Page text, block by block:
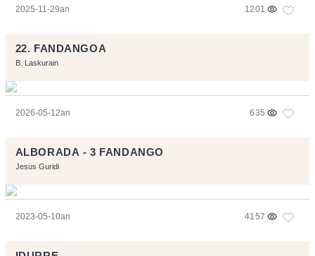
2025-11-29an 1201
22. FANDANGOA
B. Laskurain
2026-05-12an 635
ALBORADA - 3 FANDANGO
Jesus Guridi
2023-05-10an 4157